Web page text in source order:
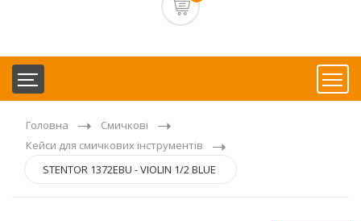
Головна
Смичкові
Кейси для смичкових інструментів
STENTOR 1372EBU - VIOLIN 1/2 BLUE